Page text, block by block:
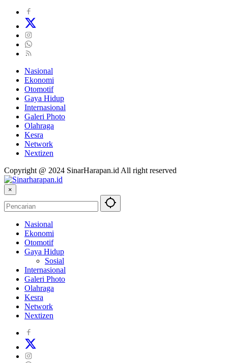
Nasional
Ekonomi
Otomotif
Gaya Hidup
Internasional
Galeri Photo
Olahraga
Kesra
Network
Nextizen
Copyright @ 2024 SinarHarapan.id All right reserved
×
Nasional
Ekonomi
Otomotif
Gaya Hidup
Sosial
Internasional
Galeri Photo
Olahraga
Kesra
Network
Nextizen